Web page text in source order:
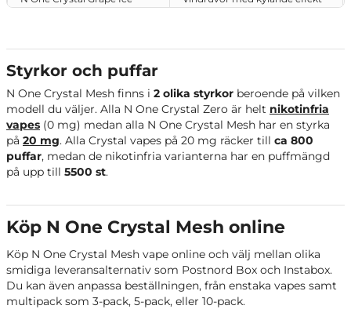
N One Crystal Mango Ice
N One Crystal Peach Ice Persika med kylande effekt
N One Crystal Watermelon
Ice
Vattenmelon med kylande
effekt
N One Crystal Double Apple Äpple
N One Crystal Menthol Mentol
N One Crystal Tobacco Tobak
Styrkor och puffar
N One Crystal Mesh finns i 2 olika styrkor beroende på vilken
modell du väljer. Alla N One Crystal Zero är helt nikotinfria
vapes (0 mg) medan alla N One Crystal Mesh har en styrka
på 20 mg. Alla Crystal vapes på 20 mg räcker till ca 800
puffar, medan de nikotinfria varianterna har en puffmängd
på upp till 5500 st.
Köp N One Crystal Mesh online
Köp N One Crystal Mesh vape online och välj mellan olika
smidiga leveransalternativ som Postnord Box och Instabox.
Du kan även anpassa beställningen, från enstaka vapes samt
multipack som 3-pack, 5-pack, eller 10-pack.